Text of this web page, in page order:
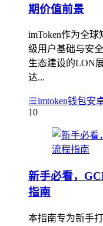
期价值前景
imToken作为全
级用户基础与安
生态建设的LON
达...
imtoken钱包安
10
新手必看，
指南
本指南专为新手